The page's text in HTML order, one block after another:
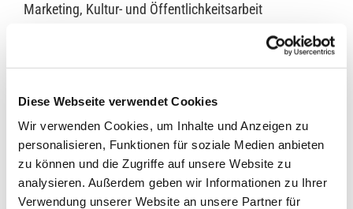
Diese Webseite verwendet Cookies
Wir verwenden Cookies, um Inhalte und Anzeigen zu
personalisieren, Funktionen für soziale Medien anbieten
zu können und die Zugriffe auf unsere Website zu
analysieren. Außerdem geben wir Informationen zu Ihrer
Verwendung unserer Website an unsere Partner für
Marketing, Kultur- und Öffentlichkeitsarbeit